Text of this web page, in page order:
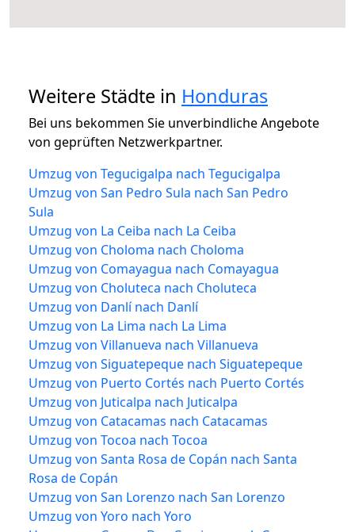
Weitere Städte in Honduras
Bei uns bekommen Sie unverbindliche Angebote
von geprüften Netzwerkpartner.
Umzug von Tegucigalpa nach Tegucigalpa
Umzug von San Pedro Sula nach San Pedro
Sula
Umzug von La Ceiba nach La Ceiba
Umzug von Choloma nach Choloma
Umzug von Comayagua nach Comayagua
Umzug von Choluteca nach Choluteca
Umzug von Danlí nach Danlí
Umzug von La Lima nach La Lima
Umzug von Villanueva nach Villanueva
Umzug von Siguatepeque nach Siguatepeque
Umzug von Puerto Cortés nach Puerto Cortés
Umzug von Juticalpa nach Juticalpa
Umzug von Catacamas nach Catacamas
Umzug von Tocoa nach Tocoa
Umzug von Santa Rosa de Copán nach Santa
Rosa de Copán
Umzug von San Lorenzo nach San Lorenzo
Umzug von Yoro nach Yoro